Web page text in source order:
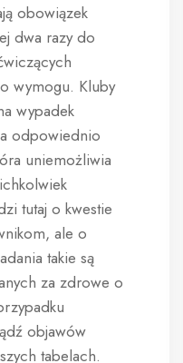
obowiązek
dwa razy do
wymogu. Kluby
wypadek
odpowiednio
uniemożliwia
tutaj o kwestie
ale o
takie są
za zdrowe o
objawów
tabelach.